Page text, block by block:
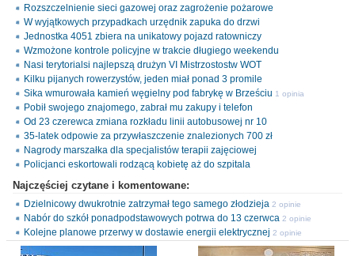
Rozszczelnienie sieci gazowej oraz zagrożenie pożarowe
W wyjątkowych przypadkach urzędnik zapuka do drzwi
Jednostka 4051 zbiera na unikatowy pojazd ratowniczy
Wzmożone kontrole policyjne w trakcie długiego weekendu
Nasi terytorialsi najlepszą drużyn VI Mistrzostostw WOT
Kilku pijanych rowerzystów, jeden miał ponad 3 promile
Sika wmurowała kamień węgielny pod fabrykę w Brześciu 1 opinia
Pobił swojego znajomego, zabrał mu zakupy i telefon
Od 23 czerewca zmiana rozkładu linii autobusowej nr 10
35-latek odpowie za przywłaszczenie znalezionych 700 zł
Nagrody marszałka dla specjalistów terapii zajęciowej
Policjanci eskortowali rodzącą kobietę aż do szpitala
Najczęściej czytane i komentowane:
Dzielnicowy dwukrotnie zatrzymał tego samego złodzieja 2 opinie
Nabór do szkół ponadpodstawowych potrwa do 13 czerwca 2 opinie
Kolejne planowe przerwy w dostawie energii elektrycznej 2 opinie